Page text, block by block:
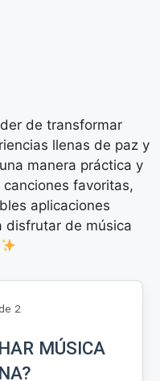
de transformar
llenas de paz y
manera práctica y
favoritas,
aplicaciones
disfrutar de música
2
MÚSICA